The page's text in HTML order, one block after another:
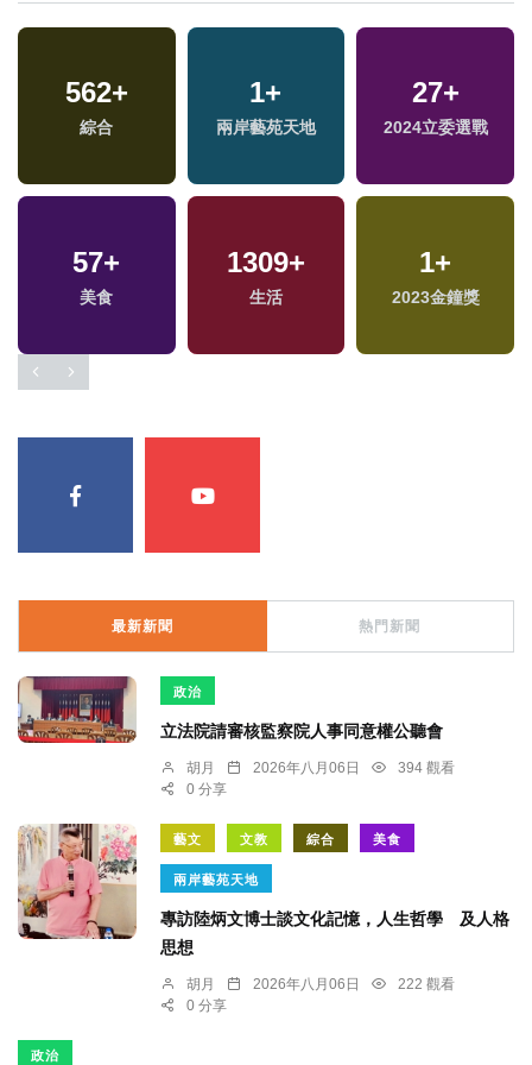
562+
綜合
1+
兩岸藝苑天地
27+
2024立委選戰
57+
美食
1309+
生活
1+
2023金鐘獎
最新新聞 熱門新聞
政治
立法院請審核監察院人事同意權公聽會
胡月 2026年八月06日
394 觀看
0 分享
藝文 文教 綜合 美食
兩岸藝苑天地
專訪陸炳文博士談文化記憶，人生哲學 及人格
思想
胡月 2026年八月06日
222 觀看
0 分享
政治